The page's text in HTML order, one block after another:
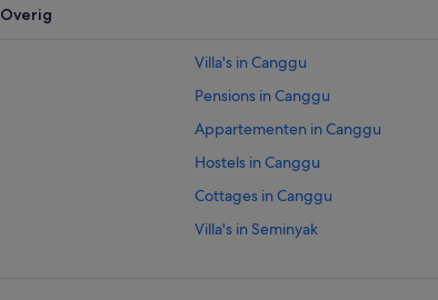
Overig
Villa's in Canggu
Pensions in Canggu
Appartementen in Canggu
Hostels in Canggu
Cottages in Canggu
Villa's in Seminyak